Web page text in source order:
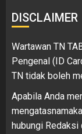
DISCLAIMER
Wartawan TN
Pengenal (ID
TN tidak boleh
Apabila Anda
hubungi